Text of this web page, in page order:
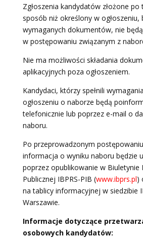
Zgłoszenia kandydatów złożone
sposób niż określony w ogłoszeniu,
wymaganych dokumentów, nie
w postępowaniu związanym z
Nie ma możliwości składania
aplikacyjnych poza ogłoszeniem.
Kandydaci, którzy spełnili
ogłoszeniu o naborze będą
telefonicznie lub poprzez e-mail o
naboru.
Po przeprowadzonym
informacja o wyniku naboru będzie
poprzez opublikowanie w Biuletynie
Publicznej IBPRS-PIB (www.ibprs.pl)
na tablicy informacyjnej w siedzibie
Warszawie.
Informacje dotyczące
osobowych kandydatów: